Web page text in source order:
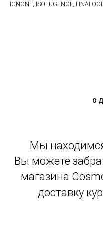
IONONE, ISOEUGENOL,
О
Мы
Вы можете
магазина
доставку